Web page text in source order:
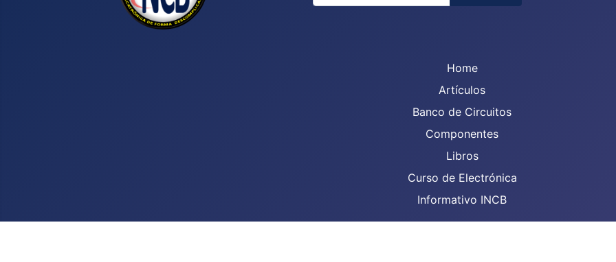
Home
Artículos
Banco de Circuitos
Componentes
Libros
Curso de Electrónica
Informativo INCB